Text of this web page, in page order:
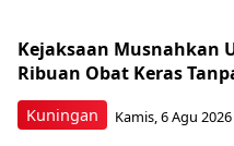
Kuningan
Kejaksaan Musnahkan
Ribuan Obat Keras
Kamis, 6 Agu